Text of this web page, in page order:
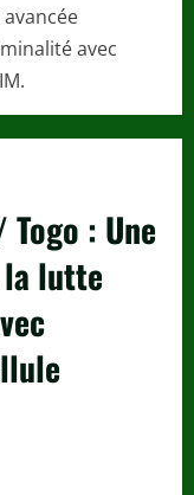
avec
: Une
la lutte